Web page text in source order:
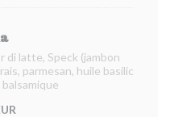
di latte, Speck (jambon
parmesan, huile basilic